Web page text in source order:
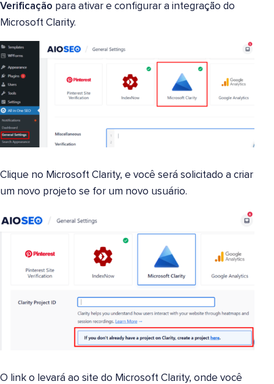
Verificação para ativar e configurar a integração do
Microsoft Clarity.
Clique no Microsoft Clarity, e você será solicitado a criar
um novo projeto se for um novo usuário.
O link o levará ao site do Microsoft Clarity, onde você